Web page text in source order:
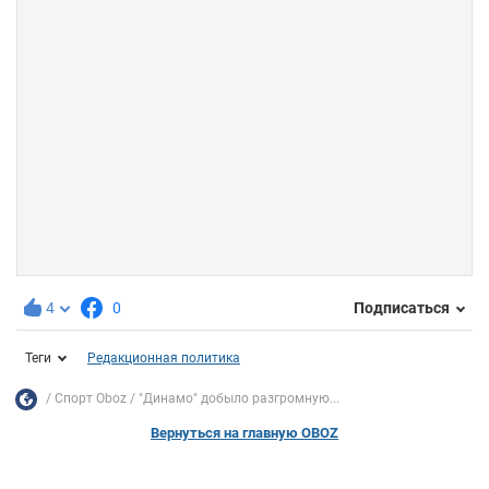
4 0 Подписаться
Теги Редакционная политика
Спорт Oboz "Динамо" добыло разгромную...
Вернуться на главную OBOZ